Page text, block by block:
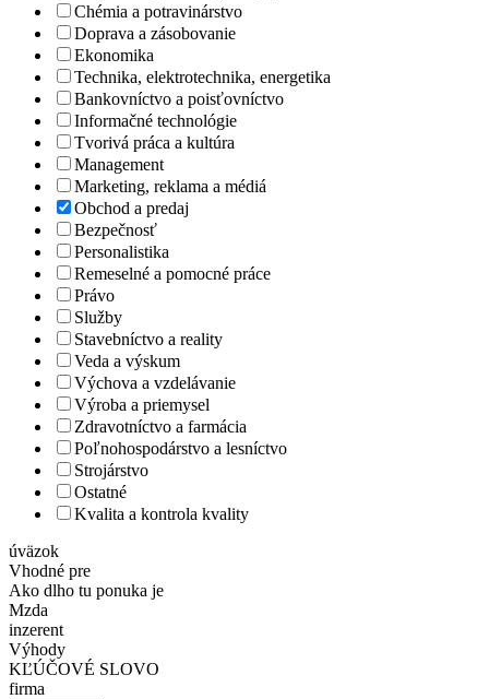
Chémia a potravinárstvo
Doprava a zásobovanie
Ekonomika
Technika, elektrotechnika, energetika
Bankovníctvo a poisťovníctvo
Informačné technológie
Tvorivá práca a kultúra
Management
Marketing, reklama a médiá
Obchod a predaj
Bezpečnosť
Personalistika
Remeselné a pomocné práce
Právo
Služby
Stavebníctvo a reality
Veda a výskum
Výchova a vzdelávanie
Výroba a priemysel
Zdravotníctvo a farmácia
Poľnohospodárstvo a lesníctvo
Strojárstvo
Ostatné
Kvalita a kontrola kvality
úväzok
Vhodné pre
Ako dlho tu ponuka je
Mzda
inzerent
Výhody
KĽÚČOVÉ SLOVO
firma